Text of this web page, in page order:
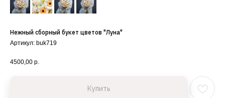
Нежный сборный букет цветов "Луна"
Артикул: buk719
4500,00 р.
Купить